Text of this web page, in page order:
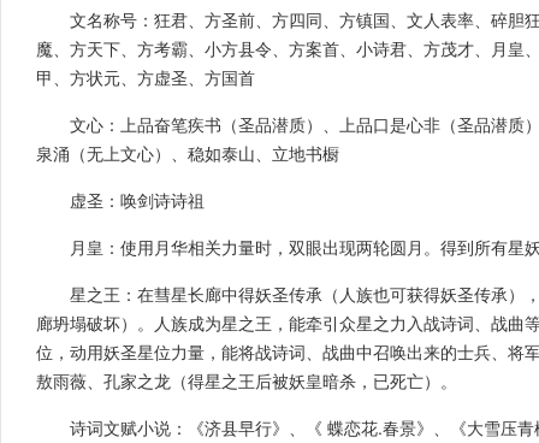
文名称号：狂君、方圣前、方四同、方镇国、文人表率、碎
魔、方天下、方考霸、小方县令、方案首、小诗君、方茂才、月
甲、方状元、方虚圣、方国首
文心：上品奋笔疾书（圣品潜质）、上品口是心非（圣品潜质
泉涌（无上文心）、稳如泰山、立地书橱
虚圣：唤剑诗诗祖
月皇：使用月华相关力量时，双眼出现两轮圆月。得到所有星
星之王：在彗星长廊中得妖圣传承（人族也可获得妖圣传承
廊坍塌破坏）。人族成为星之王，能牵引众星之力入战诗词、战
位，动用妖圣星位力量，能将战诗词、战曲中召唤出来的士兵、
敖雨薇、孔家之龙（得星之王后被妖皇暗杀，已死亡）。
诗词文赋小说：《济县早行》、《 蝶恋花.春景》、《大雪压